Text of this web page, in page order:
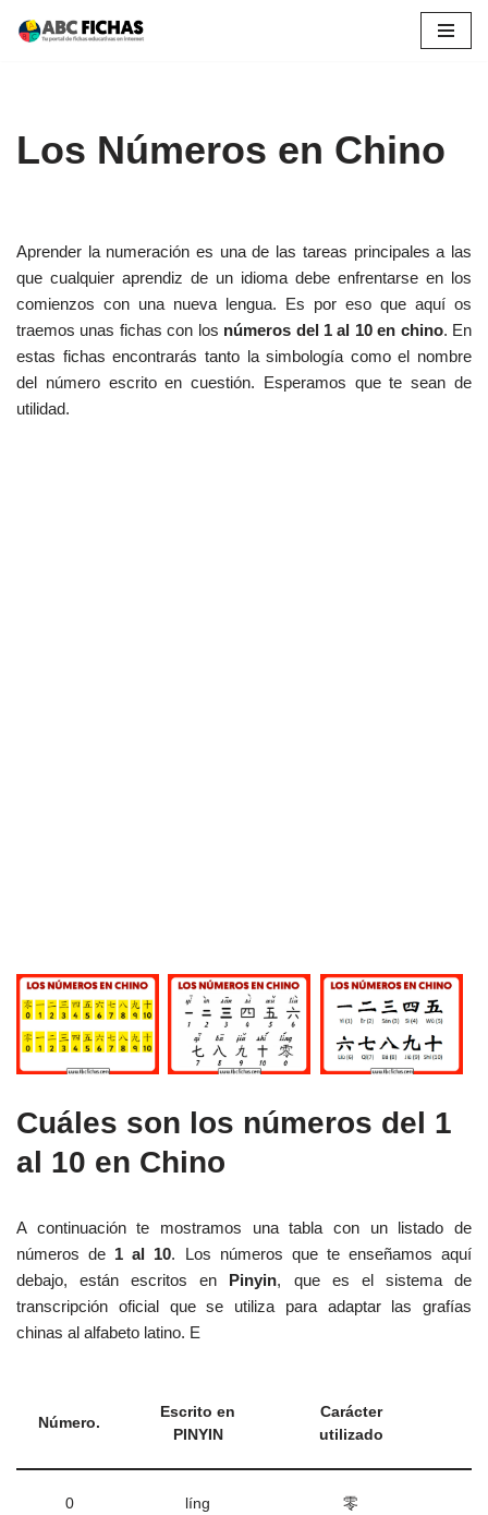
Los Números en Chino
Aprender la numeración es una de las tareas principales a las
que cualquier aprendiz de un idioma debe enfrentarse en los
comienzos con una nueva lengua. Es por eso que aquí os
traemos unas fichas con los números del 1 al 10 en chino. En
estas fichas encontrarás tanto la simbología como el nombre
del número escrito en cuestión. Esperamos que te sean de
utilidad.
Cuáles son los números del 1
al 10 en Chino
A continuación te mostramos una tabla con un listado de
números de 1 al 10. Los números que te enseñamos aquí
debajo, están escritos en Pinyin, que es el sistema de
transcripción oficial que se utiliza para adaptar las grafías
chinas al alfabeto latino. E
Número.
Escrito en
PINYIN
Carácter
utilizado
0 líng 零